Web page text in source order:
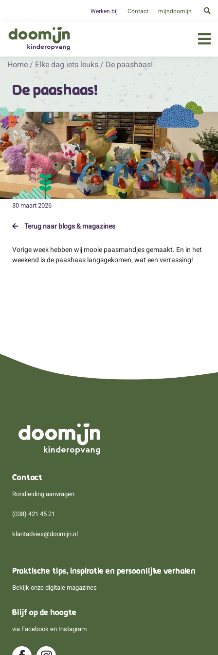
Werken bij Contact mijndoomijn
Home / Elke dag iets leuks / De paashaas!
De paashaas!
30 maart 2026
Terug naar blogs & magazines
Vorige week hebben wij mooie paasmandjes gemaakt. En in het
weekend is de paashaas langsgekomen, wat een verrassing!
Contact
Rondleiding aanvragen
(038) 421 45 21
klantadvies@doomijn.nl
Praktische tips, inspiratie en persoonlijke verhalen
Bekijk onze digitale magazines
Blijf op de hoogte
via Facebook en Instagram